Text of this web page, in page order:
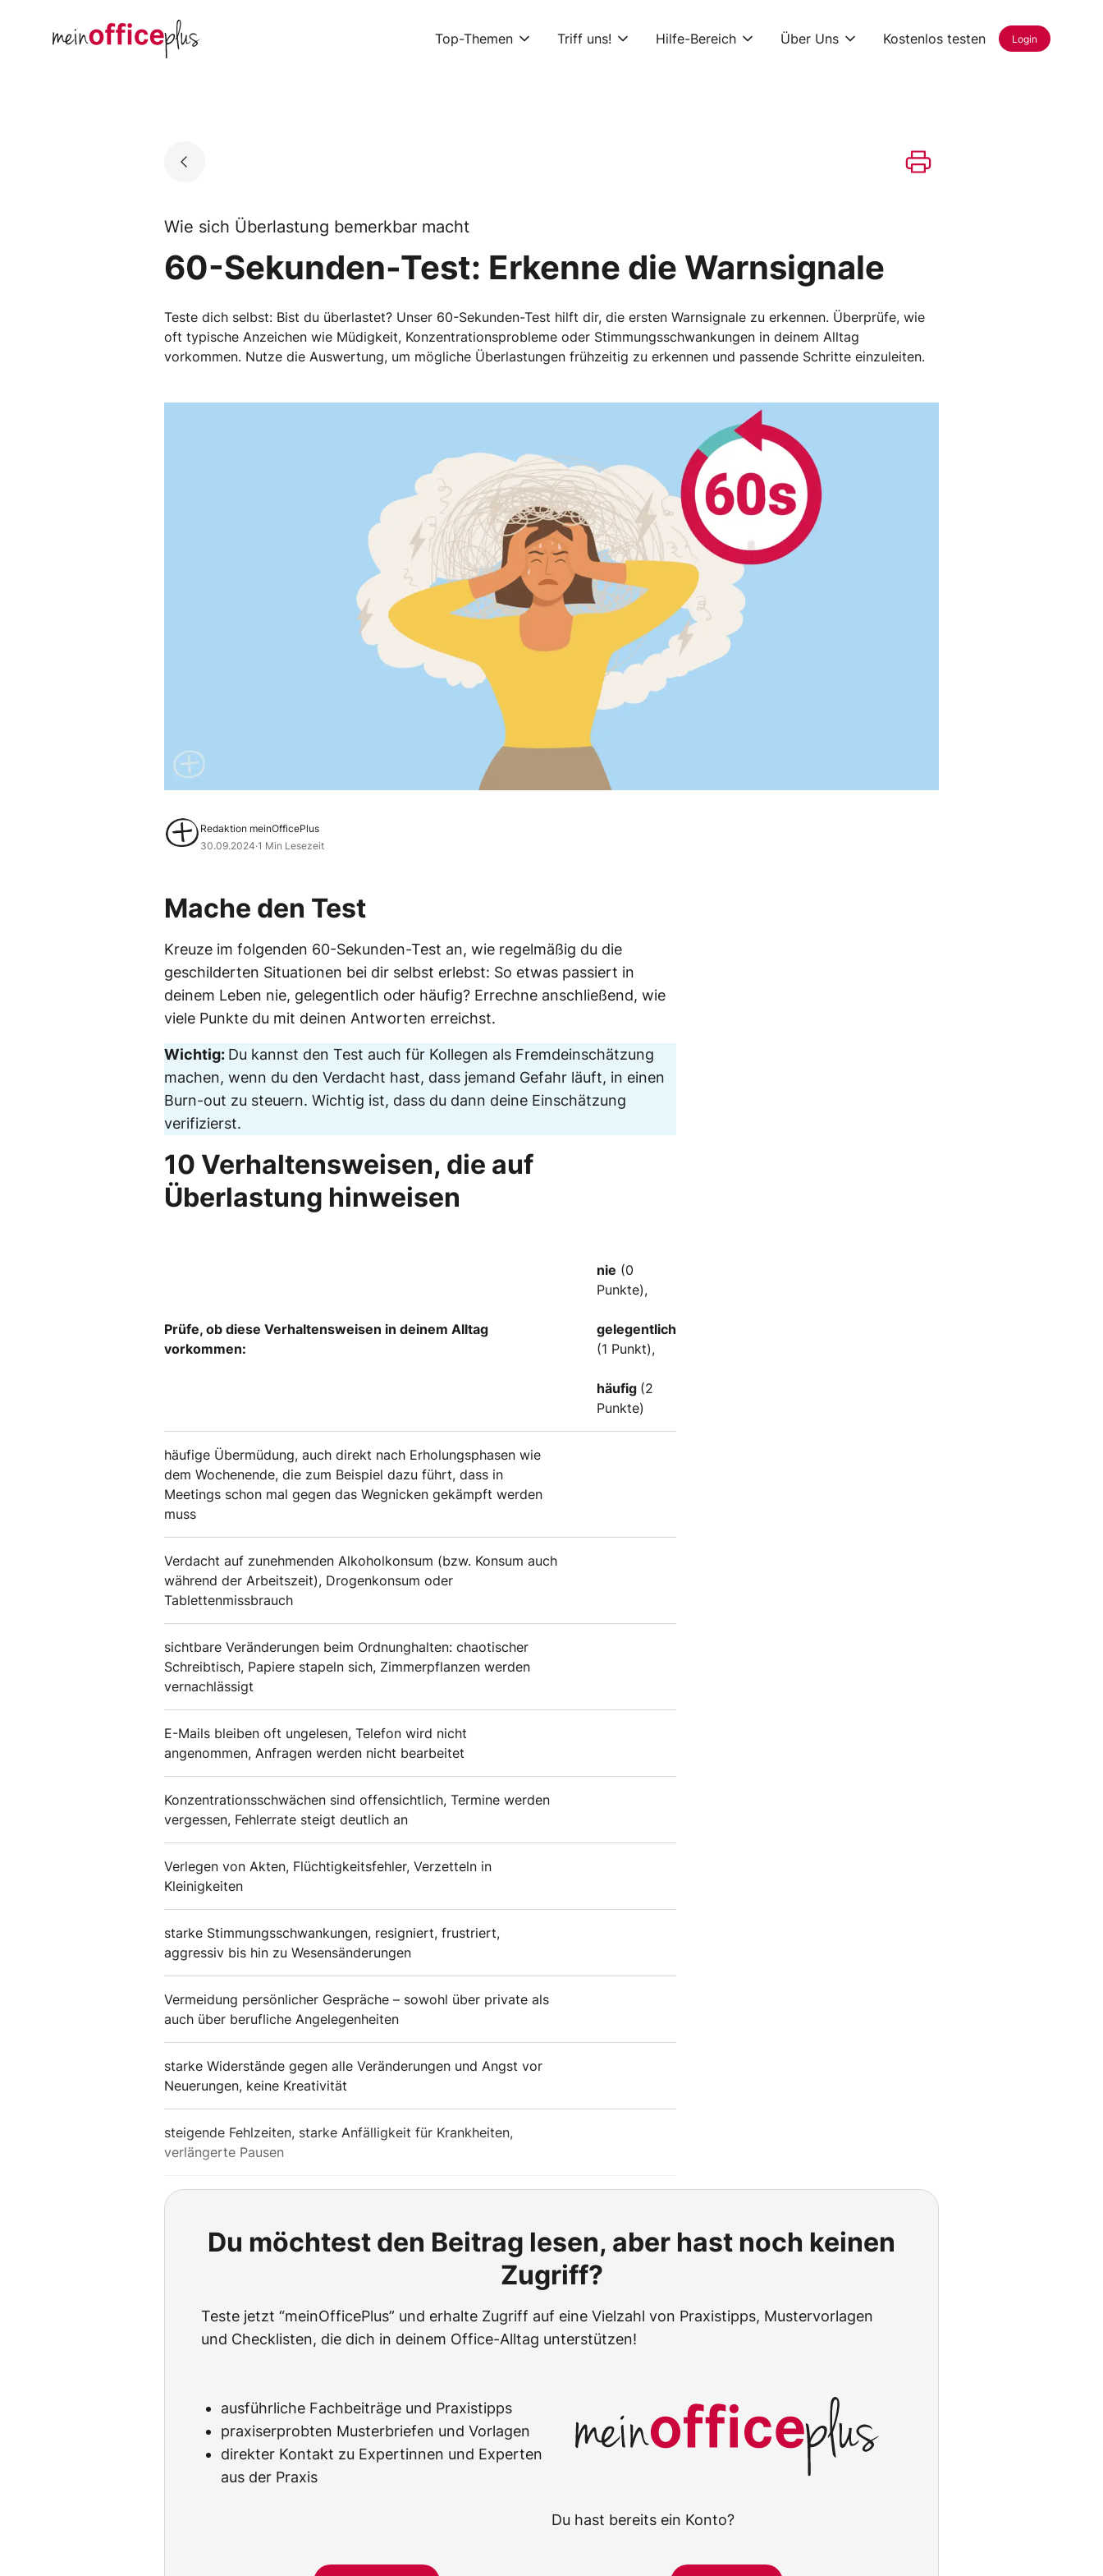
Go to landing page.
Top-Themen Triff uns! Hilfe-Bereich Über Uns Kostenlos testen Login
Wie sich Überlastung bemerkbar macht
60-Sekunden-Test: Erkenne die Warnsignale
Teste dich selbst: Bist du überlastet? Unser 60-Sekunden-Test hilft dir, die ersten Warnsignale zu erkennen. Überprüfe, wie
oft typische Anzeichen wie Müdigkeit, Konzentrationsprobleme oder Stimmungsschwankungen in deinem Alltag
vorkommen. Nutze die Auswertung, um mögliche Überlastungen frühzeitig zu erkennen und passende Schritte einzuleiten.
Redaktion meinOfficePlus
30.09.2024·1 Min Lesezeit
Mache den Test
Kreuze im folgenden 60-Sekunden-Test an, wie regelmäßig du die
geschilderten Situationen bei dir selbst erlebst: So etwas passiert in
deinem Leben nie, gelegentlich oder häufig? Errechne anschließend, wie
viele Punkte du mit deinen Antworten erreichst.
Wichtig: Du kannst den Test auch für Kollegen als Fremdeinschätzung
machen, wenn du den Verdacht hast, dass jemand Gefahr läuft, in einen
Burn-out zu steuern. Wichtig ist, dass du dann deine Einschätzung
verifizierst.
10 Verhaltensweisen, die auf
Überlastung hinweisen
Prüfe, ob diese Verhaltensweisen in deinem Alltag
vorkommen:
nie (0
Punkte),
gelegentlich
(1 Punkt),
häufig (2
Punkte)
häufige Übermüdung, auch direkt nach Erholungsphasen wie
dem Wochenende, die zum Beispiel dazu führt, dass in
Meetings schon mal gegen das Wegnicken gekämpft werden
muss
Verdacht auf zunehmenden Alkoholkonsum (bzw. Konsum auch
während der Arbeitszeit), Drogenkonsum oder
Tablettenmissbrauch
sichtbare Veränderungen beim Ordnunghalten: chaotischer
Schreibtisch, Papiere stapeln sich, Zimmerpflanzen werden
vernachlässigt
E-Mails bleiben oft ungelesen, Telefon wird nicht
angenommen, Anfragen werden nicht bearbeitet
Konzentrationsschwächen sind offensichtlich, Termine werden
vergessen, Fehlerrate steigt deutlich an
Verlegen von Akten, Flüchtigkeitsfehler, Verzetteln in
Kleinigkeiten
starke Stimmungsschwankungen, resigniert, frustriert,
aggressiv bis hin zu Wesensänderungen
Vermeidung persönlicher Gespräche – sowohl über private als
auch über berufliche Angelegenheiten
starke Widerstände gegen alle Veränderungen und Angst vor
Neuerungen, keine Kreativität
steigende Fehlzeiten, starke Anfälligkeit für Krankheiten,
verlängerte Pausen
Du möchtest den Beitrag lesen, aber hast noch keinen
Zugriff?
Teste jetzt “meinOfficePlus” und erhalte Zugriff auf eine Vielzahl von Praxistipps, Mustervorlagen
und Checklisten, die dich in deinem Office-Alltag unterstützen!
ausführliche Fachbeiträge und Praxistipps
praxiserprobten Musterbriefen und Vorlagen
direkter Kontakt zu Expertinnen und Experten
aus der Praxis
Du hast bereits ein Konto?